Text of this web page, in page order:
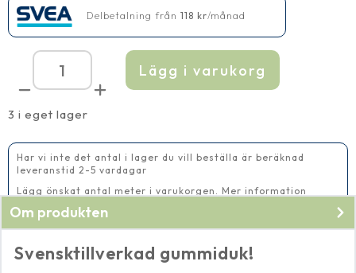
Delbetalning från 118 kr/månad
3 i eget lager
Gummiduk
GreenSeal
1
mm,
11,66
m
mängd
Lägg i varukorg
Har vi inte det antal i lager du vill beställa är beräknad
leveranstid 2-5 vardagar
Lägg önskat antal meter i varukorgen. Mer information
Om produkten
Svensktillverkad gummiduk!